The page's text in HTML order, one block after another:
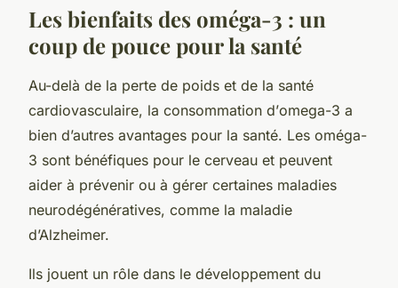
Les bienfaits des oméga-3 : un
coup de pouce pour la santé
Au-delà de la perte de poids et de la santé
cardiovasculaire, la consommation d’omega-3 a
bien d’autres avantages pour la santé. Les oméga-
3 sont bénéfiques pour le cerveau et peuvent
aider à prévenir ou à gérer certaines maladies
neurodégénératives, comme la maladie
d’Alzheimer.
Ils jouent un rôle dans le développement du